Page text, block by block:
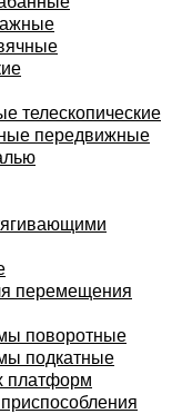
телескопические
передвижные
перемещения
поворотные
подкатные
платформ